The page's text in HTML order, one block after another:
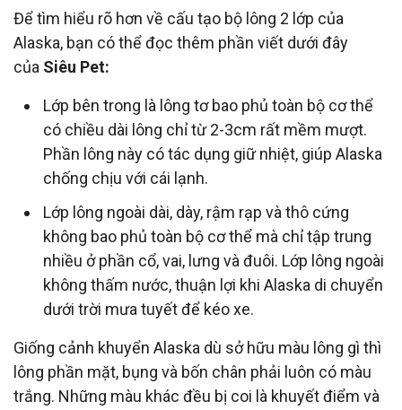
Để tìm hiểu rõ hơn về cấu tạo bộ lông 2 lớp của
Alaska, bạn có thể đọc thêm phần viết dưới đây
của Siêu Pet:
Lớp bên trong là lông tơ bao phủ toàn bộ cơ thể
có chiều dài lông chỉ từ 2-3cm rất mềm mượt.
Phần lông này có tác dụng giữ nhiệt, giúp Alaska
chống chịu với cái lạnh.
Lớp lông ngoài dài, dày, rậm rạp và thô cứng
không bao phủ toàn bộ cơ thể mà chỉ tập trung
nhiều ở phần cổ, vai, lưng và đuôi. Lớp lông ngoài
không thấm nước, thuận lợi khi Alaska di chuyển
dưới trời mưa tuyết để kéo xe.
Giống cảnh khuyển Alaska dù sở hữu màu lông gì thì
lông phần mặt, bụng và bốn chân phải luôn có màu
trắng. Những màu khác đều bị coi là khuyết điểm và